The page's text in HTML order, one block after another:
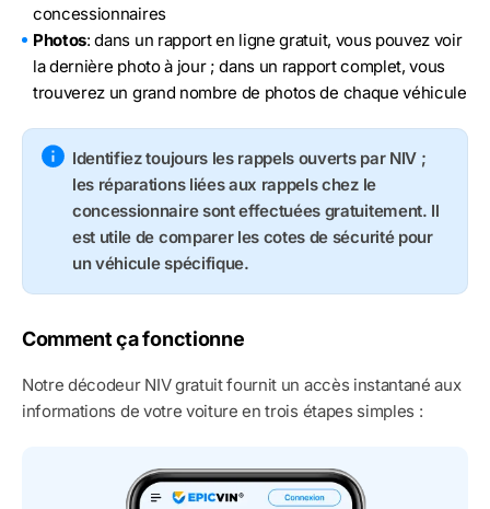
concessionnaires
Photos: dans un rapport en ligne gratuit, vous pouvez voir
la dernière photo à jour ; dans un rapport complet, vous
trouverez un grand nombre de photos de chaque véhicule
Identifiez toujours les rappels ouverts par NIV ;
les réparations liées aux rappels chez le
concessionnaire sont effectuées gratuitement. Il
est utile de comparer les cotes de sécurité pour
un véhicule spécifique.
Comment ça fonctionne
Notre décodeur NIV gratuit fournit un accès instantané aux
informations de votre voiture en trois étapes simples :